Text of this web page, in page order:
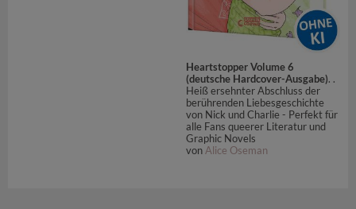
Heartstopper Volume 6
(deutsche Hardcover-Ausgabe). .
Heiß ersehnter Abschluss der
berührenden Liebesgeschichte
von Nick und Charlie - Perfekt für
alle Fans queerer Literatur und
Graphic Novels
vonAlice Oseman